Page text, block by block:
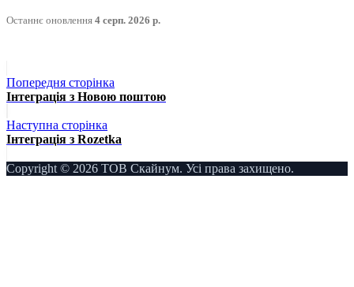
Останнє оновлення 4 серп. 2026 р.
Попередня сторінка
Інтеграція з Новою поштою
Наступна сторінка
Інтеграція з Rozetka
Copyright © 2026 ТОВ Скайнум. Усі права захищено.